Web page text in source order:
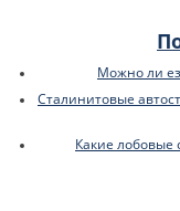
Можно ли
Сталинитовые
Какие лобовые